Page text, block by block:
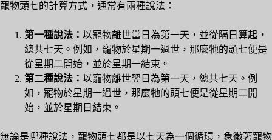
寵物頭七的計算方式，通常有兩種說法：
第一種說法： 以寵物離世當日為第一天，並從隔日算起，
總共七天。例如，寵物於星期一過世，那麼牠的頭七便是
從星期二開始，並於星期一結束。
第二種說法： 以寵物離世翌日為第一天，總共七天。例
如，寵物於星期一過世，那麼牠的頭七便是從星期二開
始，並於星期日結束。
無論是哪種說法，寵物頭七都是以七天為一個循環，象徵著寵物